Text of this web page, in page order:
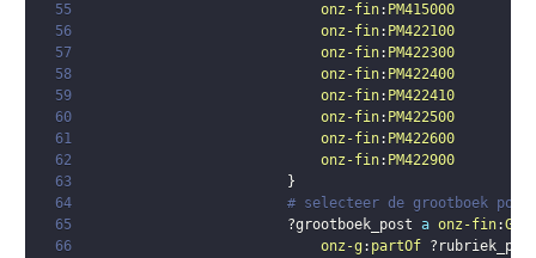
55
onz-fin: PM415000
56
onz-fin: PM422100
57
onz-fin: PM422300
58
onz-fin: PM422400
59
onz-fin: PM422410
60
onz-fin: PM422500
61
onz-fin: PM422600
62
onz-fin: PM422900
63
}
64
# selecteer de grootboek
65
?grootboek_post a onz-fin:
66
onz-g : partOf ?rubriek_pil